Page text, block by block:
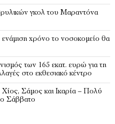
γκολ του Μαραντόνα
χρόνο το νοσοκομείο θα
των 165 εκατ. ευρώ για τη
στο εκθεσιακό κέντρο
Σάμος και Ικαρία – Πολύ
Σάββατο